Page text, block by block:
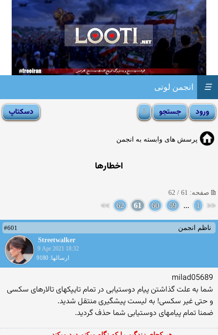
انجمن لوتی ☰
پرسش های وابسته به انجمن
اخطارها
صفحه: 61 / 62
<<
1
...
59
60
61
62
>>
ناظم انجمن
#601
Streetwalker
9 Apr 2021 18:32
ارسالها: 9180
milad05689
شما به علت گذاشتن پیام دوستیابی در تمام تایپکهای تالارهای سکسی
و حتی غیر سکسی! به لیست پیشگیری منتقل شدید.
ضمنا تمام پیامهای دوستیابی شما حذف گردید.